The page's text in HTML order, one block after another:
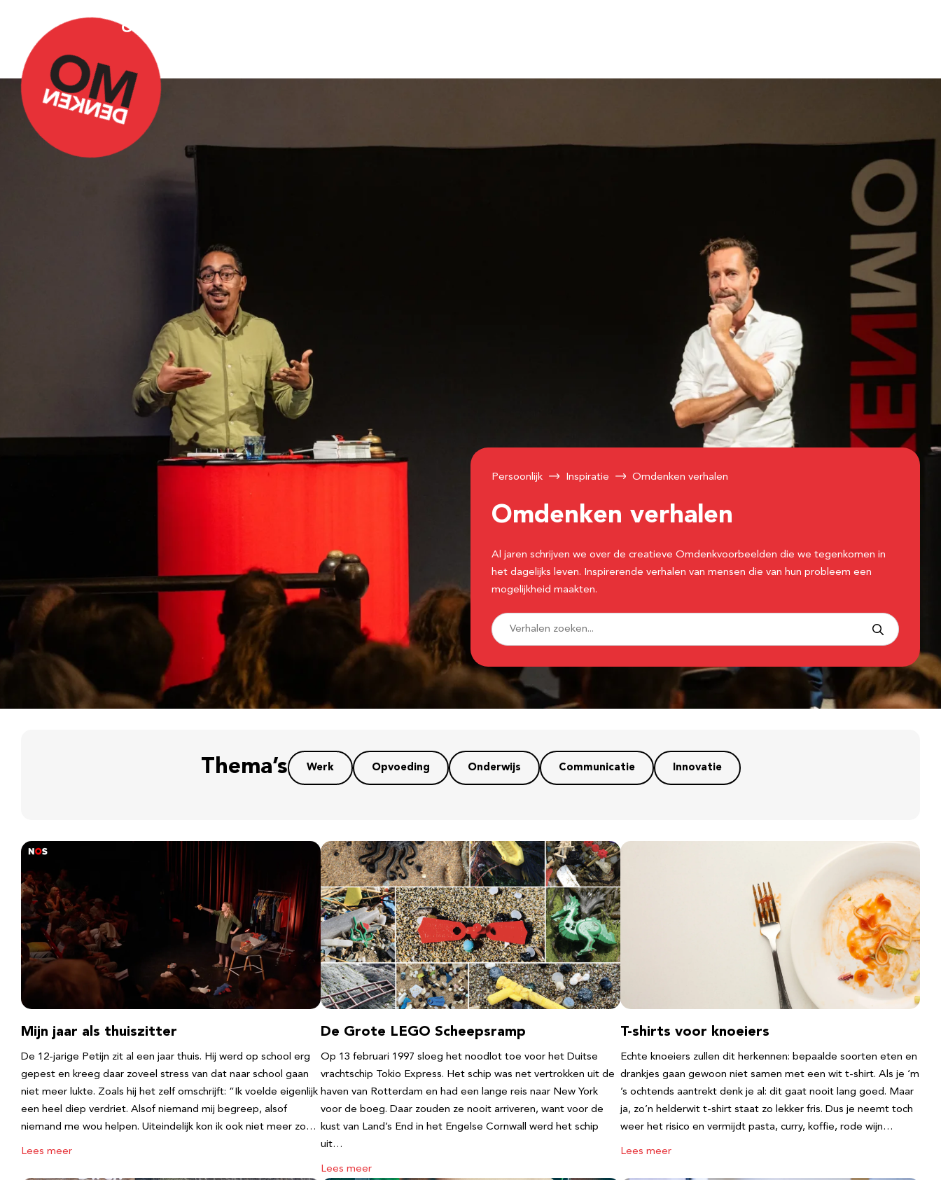
Over Omdenken
Persoonlijk Inspiratie Omdenken verhalen
Omdenken verhalen
Al jaren schrijven we over de creatieve Omdenkvoorbeelden die we tegenkomen in
het dagelijks leven. Inspirerende verhalen van mensen die van hun probleem een
mogelijkheid maakten.
Thema’s Werk Opvoeding Onderwijs Communicatie Innovatie
Mijn jaar als thuiszitter
De 12-jarige Petijn zit al een jaar thuis. Hij werd op school erg
gepest en kreeg daar zoveel stress van dat naar school gaan
niet meer lukte. Zoals hij het zelf omschrijft: “Ik voelde eigenlijk
een heel diep verdriet. Alsof niemand mij begreep, alsof
niemand me wou helpen. Uiteindelijk kon ik ook niet meer zo…
Lees meer
De Grote LEGO Scheepsramp
Op 13 februari 1997 sloeg het noodlot toe voor het Duitse
vrachtschip Tokio Express. Het schip was net vertrokken uit de
haven van Rotterdam en had een lange reis naar New York
voor de boeg. Daar zouden ze nooit arriveren, want voor de
kust van Land’s End in het Engelse Cornwall werd het schip
uit…
Lees meer
T-shirts voor knoeiers
Echte knoeiers zullen dit herkennen: bepaalde soorten eten en
drankjes gaan gewoon niet samen met een wit t-shirt. Als je ‘m
’s ochtends aantrekt denk je al: dit gaat nooit lang goed. Maar
ja, zo’n helderwit t-shirt staat zo lekker fris. Dus je neemt toch
weer het risico en vermijdt pasta, curry, koffie, rode wijn…
Lees meer